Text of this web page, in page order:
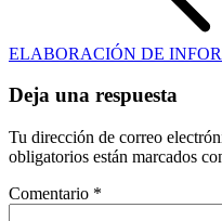
ELABORACIÓN DE
Deja una respuesta
Tu dirección de correo
obligatorios están marcados
Comentario *